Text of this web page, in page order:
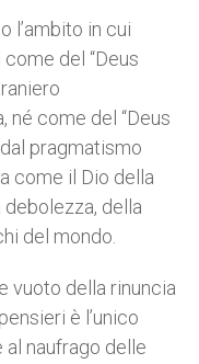
l’ambito in cui
del “Deus
né come del “Deus
pragmatismo
come il Dio della
della
del mondo.
vuoto della rinuncia
è l’unico
naufrago delle